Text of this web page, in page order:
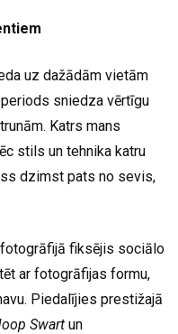
uz dažādām vietām
sniedza vērtīgu
Katrs mans
stils un tehnika katru
dzimst pats no sevis,
fiksējis sociālo
ar fotogrāfijas formu,
Piedalījies prestižajā
Swart un